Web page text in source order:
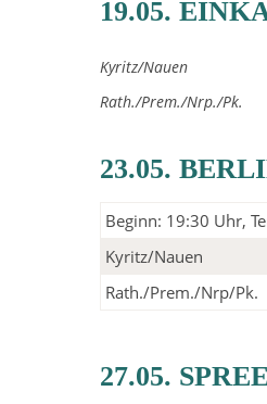
19.05.
Kyritz/Nauen
Rath./Prem./Nrp./Pk.
23.05.
Beginn: 19:30 Uhr,
Kyritz/Nauen
Rath./Prem./Nrp/Pk.
27.05.